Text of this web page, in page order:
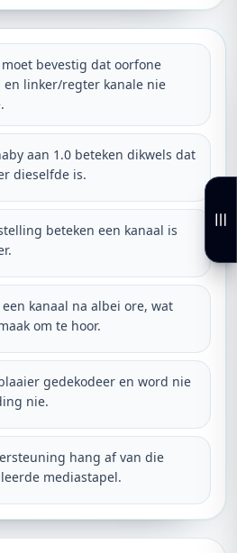
bevestig dat oorfone
en linker/regter kanale nie
aan 1.0 beteken dikwels dat
dieselfde is.
beteken een kanaal is
kanaal na albei ore, wat
om te hoor.
gedekodeer en word nie
nie.
hang af van die
mediastapel.